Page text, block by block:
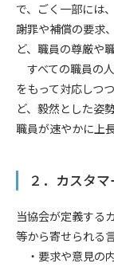
で、ごく一部には
謝罪や補償の要求
ど、職員の尊厳や
すべての職員の
をもって対応しつ
ど、毅然とした姿
職員が速やかに上
２．カスタ
当協会が定義する
等から寄せられる
・要求や意見の